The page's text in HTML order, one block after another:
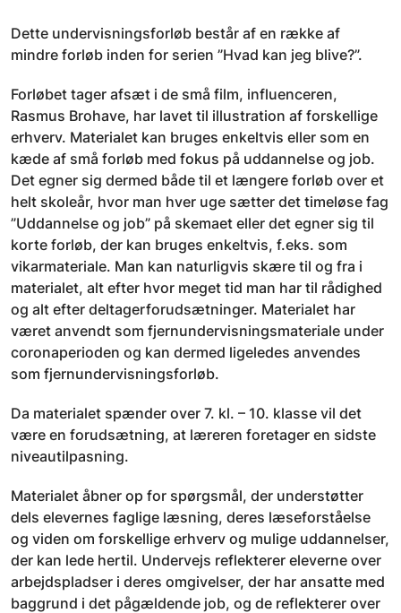
Dette undervisningsforløb består af en række af
mindre forløb inden for serien ”Hvad kan jeg blive?”.
Forløbet tager afsæt i de små film, influenceren,
Rasmus Brohave, har lavet til illustration af forskellige
erhverv. Materialet kan bruges enkeltvis eller som en
kæde af små forløb med fokus på uddannelse og job.
Det egner sig dermed både til et længere forløb over et
helt skoleår, hvor man hver uge sætter det timeløse fag
”Uddannelse og job” på skemaet eller det egner sig til
korte forløb, der kan bruges enkeltvis, f.eks. som
vikarmateriale. Man kan naturligvis skære til og fra i
materialet, alt efter hvor meget tid man har til rådighed
og alt efter deltagerforudsætninger. Materialet har
været anvendt som fjernundervisningsmateriale under
coronaperioden og kan dermed ligeledes anvendes
som fjernundervisningsforløb.
Da materialet spænder over 7. kl. – 10. klasse vil det
være en forudsætning, at læreren foretager en sidste
niveautilpasning.
Materialet åbner op for spørgsmål, der understøtter
dels elevernes faglige læsning, deres læseforståelse
og viden om forskellige erhverv og mulige uddannelser,
der kan lede hertil. Undervejs reflekterer eleverne over
arbejdspladser i deres omgivelser, der har ansatte med
baggrund i det pågældende job, og de reflekterer over